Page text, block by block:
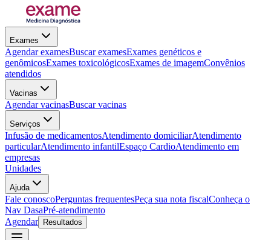
Exames
Agendar examesBuscar examesExames genéticos e
genômicosExames toxicológicosExames de imagemConvênios
atendidos
Vacinas
Agendar vacinasBuscar vacinas
Serviços
Infusão de medicamentosAtendimento domiciliarAtendimento
particularAtendimento infantilEspaço CardioAtendimento em
empresas
Unidades
Ajuda
Fale conoscoPerguntas frequentesPeça sua nota fiscalConheça o
Nav DasaPré-atendimento
Agendar
Resultados